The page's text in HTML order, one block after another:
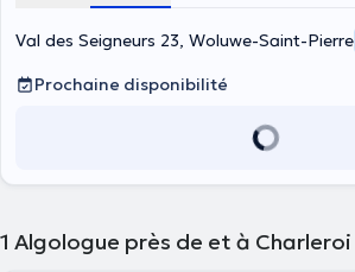
Val des Seigneurs 23, Woluwe-Saint-Pierre
Prochaine disponibilité
1 Algologue près de et à Charleroi